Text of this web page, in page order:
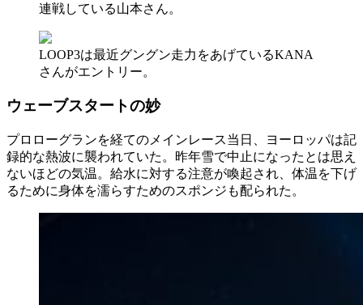
連戦している山本さん。
LOOP3は最近グングン走力をあげているKANA
さんがエントリー。
ウェーブスタートの妙
プロローグランを経てのメインレース当日、ヨーロッパは記
録的な熱波に襲われていた。昨年雪で中止になったとは思え
ないほどの気温。給水に対する注意が喚起され、体温を下げ
るために身体を濡らすためのスポンジも配られた。